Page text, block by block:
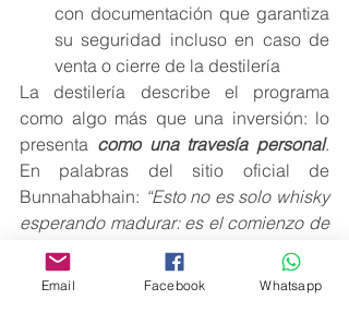
con documentación que garantiza
su seguridad incluso en caso de
venta o cierre de la destilería
La destilería describe el programa
como algo más que una inversión: lo
presenta como una travesía personal.
En palabras del sitio oficial de
Bunnahabhain: “Esto no es solo whisky
esperando madurar: es el comienzo de
un viaje. Un lienzo en blanco para el
sabor, el carácter y la complejidad,
destilado en nuestros mismos
Email Facebook Whatsapp